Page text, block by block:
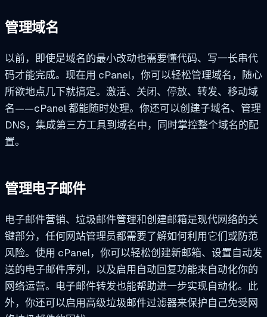
管理域名
以前，即使是域名的最小改动也需要懂代码、写一长串代
码才能完成。现在用 cPanel，你可以轻松管理域名，随心
所欲地点几下就搞定。激活、关闭、停放、转发、移动域
名——cPanel 都能随时处理。你还可以创建子域名、管理
DNS，集成第三方工具到域名中，同时掌控整个域名的配
置。
管理电子邮件
电子邮件营销、垃圾邮件管理和创建邮箱是现代网络的关
键部分，任何网站管理员都需要了解如何利用它们或防范
风险。使用 cPanel，你可以轻松创建新邮箱、设置自动发
送的电子邮件序列，以及启用自动回复功能来自动化你的
网络运营。电子邮件转发也能帮助进一步实现自动化。此
外，你还可以启用高级垃圾邮件过滤器来保护自己免受网